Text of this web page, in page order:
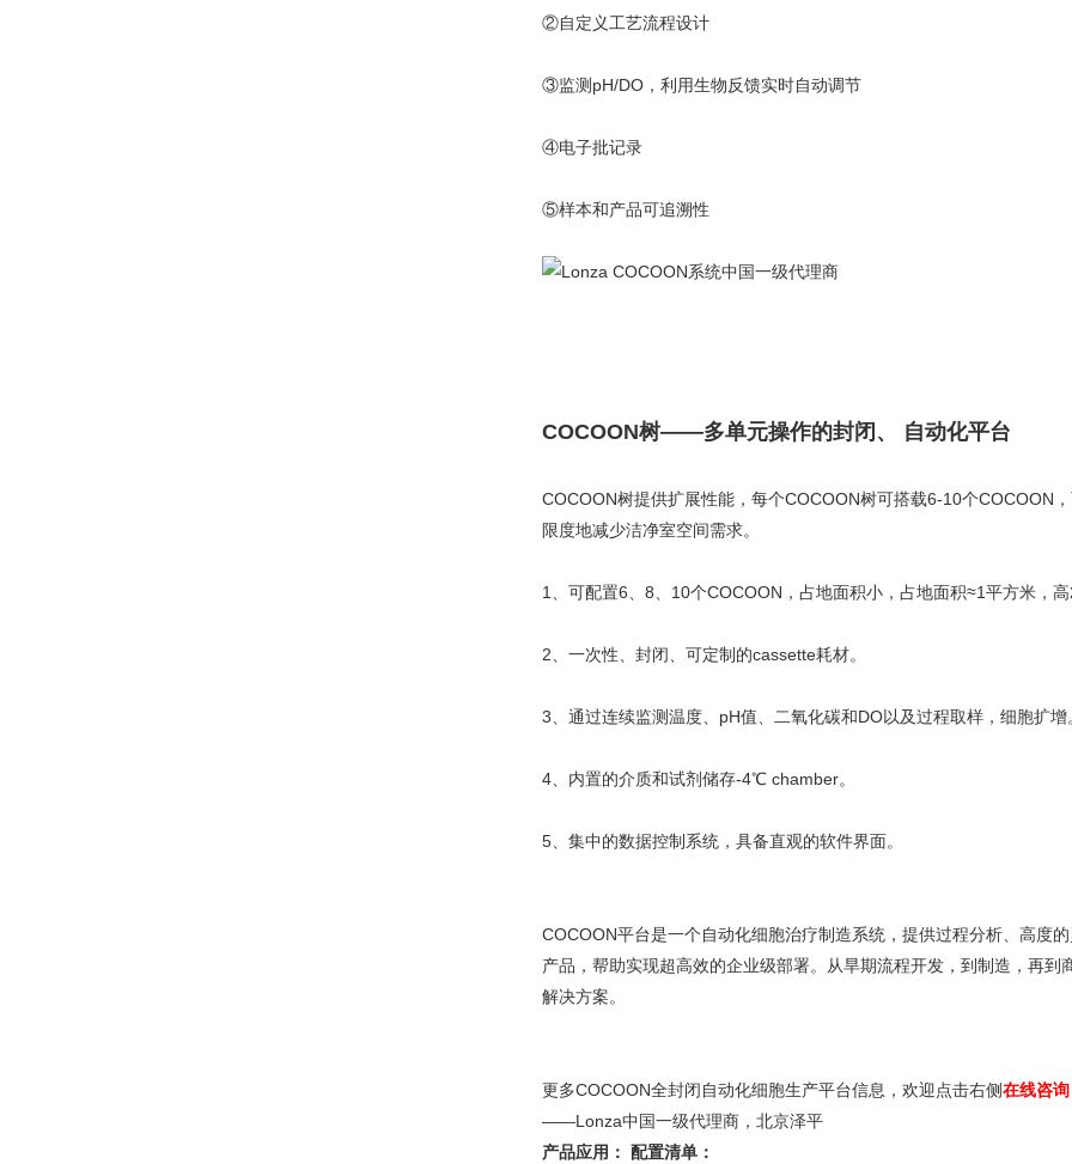
②自定义工艺流程设计
③监测pH/DO，利用生物反馈实时自动调节
④电子批记录
⑤样本和产品可追溯性
COCOON树——多单元操作的封闭、 自动化平台
COCOON树提供扩展性能，每个COCOON树可搭载6-10个COCOON
限度地减少洁净室空间需求。
1、可配置6、8、10个COCOON，占地面积小，占地面积≈1平方米，高
2、一次性、封闭、可定制的cassette耗材。
3、通过连续监测温度、pH值、二氧化碳和DO以及过程取样，细胞扩增
4、内置的介质和试剂储存-4℃ chamber。
5、集中的数据控制系统，具备直观的软件界面。
COCOON平台是一个自动化细胞治疗制造系统，提供过程分析、高度
产品，帮助实现超高效的企业级部署。从旱期流程开发，到制造，再
解决方案。
更多COCOON全封闭自动化细胞生产平台信息，欢迎点击右侧在线咨询
——Lonza中国一级代理商，北京泽平
产品应用： 配置清单：